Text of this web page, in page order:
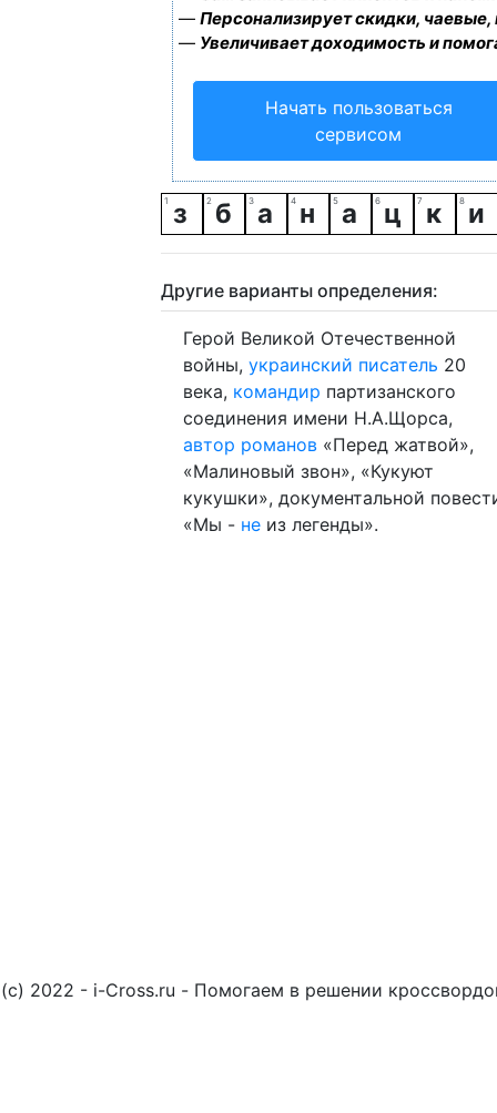
— Персонализирует скидки,
— Увеличивает доходимость и
Начать пользоваться
сервисом
з б а н а ц к и
Другие варианты определения:
Герой Великой Отечественной
войны, украинский писатель 20
века, командир партизанского
соединения имени Н.А.Щорса,
автор романов «Перед жатвой»,
«Малиновый звон», «Кукуют
кукушки», документальной
«Мы - не из легенды».
(c) 2022 - i-Cross.ru - Помогаем в решении